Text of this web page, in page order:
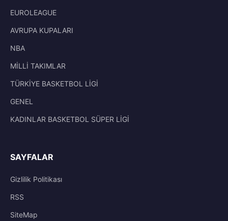
EUROLEAGUE
AVRUPA KUPALARI
NBA
MİLLİ TAKIMLAR
TÜRKİYE BASKETBOL LİGİ
GENEL
KADINLAR BASKETBOL SÜPER LİGİ
SAYFALAR
Gizlilik Politikası
RSS
SiteMap